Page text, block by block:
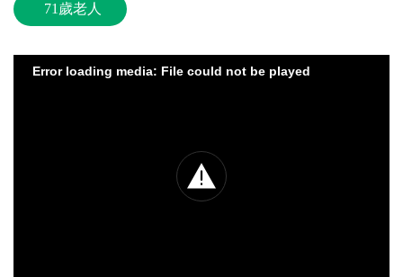
71歲老人
Error loading media: File could not be played